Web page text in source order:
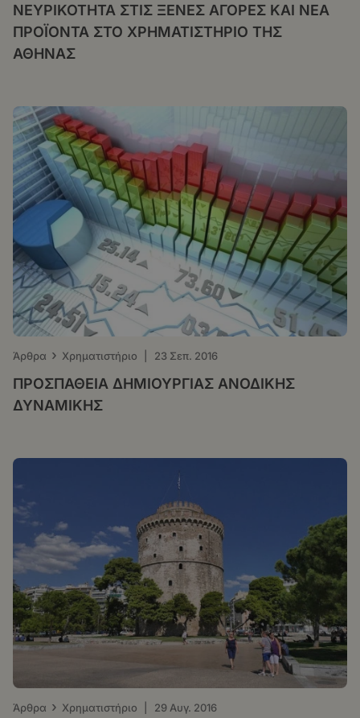
ΝΕΥΡΙΚΟΤΗΤΑ ΣΤΙΣ ΞΕΝΕΣ ΑΓΟΡΕΣ ΚΑΙ ΝΕΑ
ΠΡΟΪΟΝΤΑ ΣΤΟ ΧΡΗΜΑΤΙΣΤΗΡΙΟ ΤΗΣ
ΑΘΗΝΑΣ
Άρθρα › Χρηματιστήριο 23 Σεπ. 2016
ΠΡΟΣΠΑΘΕΙΑ ΔΗΜΙΟΥΡΓΙΑΣ ΑΝΟΔΙΚΗΣ
ΔΥΝΑΜΙΚΗΣ
Άρθρα › Χρηματιστήριο 29 Αυγ. 2016